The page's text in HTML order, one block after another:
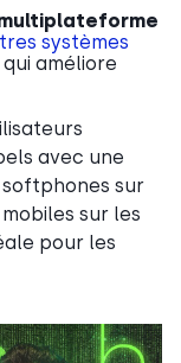
systèmes
qui améliore
avec une
sur
sur les
pour les